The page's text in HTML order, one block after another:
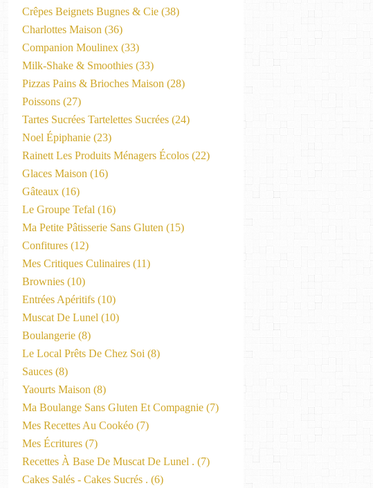
Crêpes Beignets Bugnes & Cie (38)
Charlottes Maison (36)
Companion Moulinex (33)
Milk-Shake & Smoothies (33)
Pizzas Pains & Brioches Maison (28)
Poissons (27)
Tartes Sucrées Tartelettes Sucrées (24)
Noel Épiphanie (23)
Rainett Les Produits Ménagers Écolos (22)
Glaces Maison (16)
Gâteaux (16)
Le Groupe Tefal (16)
Ma Petite Pâtisserie Sans Gluten (15)
Confitures (12)
Mes Critiques Culinaires (11)
Brownies (10)
Entrées Apéritifs (10)
Muscat De Lunel (10)
Boulangerie (8)
Le Local Prêts De Chez Soi (8)
Sauces (8)
Yaourts Maison (8)
Ma Boulange Sans Gluten Et Compagnie (7)
Mes Recettes Au Cookéo (7)
Mes Écritures (7)
Recettes À Base De Muscat De Lunel . (7)
Cakes Salés - Cakes Sucrés . (6)